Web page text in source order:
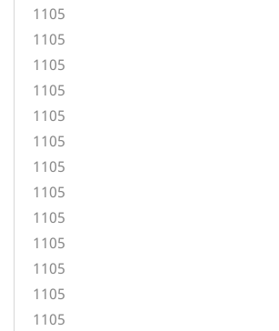
1105
1105
1105
1105
1105
1105
1105
1105
1105
1105
1105
1105
1105